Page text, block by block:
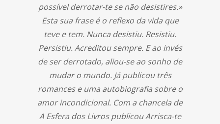
possível derrotar-te se não desistires.»
Esta sua frase é o reflexo da vida que
teve e tem. Nunca desistiu. Resistiu.
Persistiu. Acreditou sempre. E ao invés
de ser derrotado, aliou-se ao sonho de
mudar o mundo. Já publicou três
romances e uma autobiografia sobre o
amor incondicional. Com a chancela de
A Esfera dos Livros publicou Arrisca-te